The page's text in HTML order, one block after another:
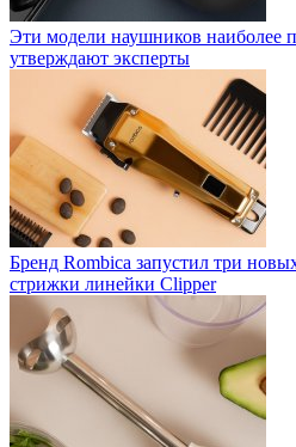
Эти модели наушников наиболее
утверждают эксперты
Бренд Rombica запустил три
стрижки линейки Clipper